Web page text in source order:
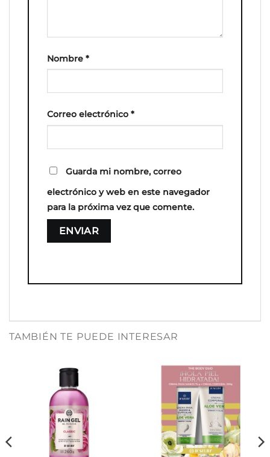
Nombre *
Correo electrónico *
Guarda mi nombre, correo
electrónico y web en este navegador
para la próxima vez que comente.
TAMBIÉN TE PUEDE INTERESAR